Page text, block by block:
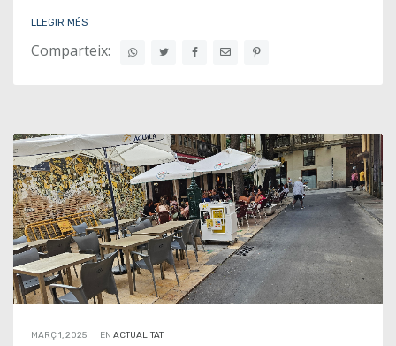
LLEGIR MÉS
Comparteix:
MARÇ 1, 2025 EN ACTUALITAT